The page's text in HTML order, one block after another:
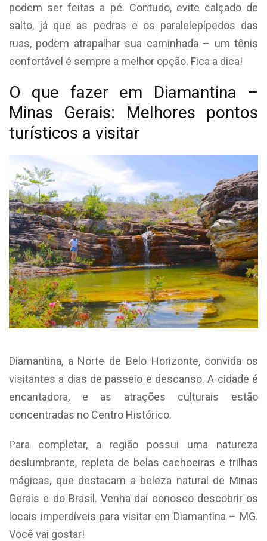
podem ser feitas a pé. Contudo, evite calçado de
salto, já que as pedras e os paralelepípedos das
ruas, podem atrapalhar sua caminhada – um tênis
confortável é sempre a melhor opção. Fica a dica!
O que fazer em Diamantina –
Minas Gerais: Melhores pontos
turísticos a visitar
Diamantina, a Norte de Belo Horizonte, convida os
visitantes a dias de passeio e descanso. A cidade é
encantadora, e as atrações culturais estão
concentradas no Centro Histórico.
Para completar, a região possui uma natureza
deslumbrante, repleta de belas cachoeiras e trilhas
mágicas, que destacam a beleza natural de Minas
Gerais e do Brasil. Venha daí conosco descobrir os
locais imperdíveis para visitar em Diamantina – MG.
Você vai gostar!